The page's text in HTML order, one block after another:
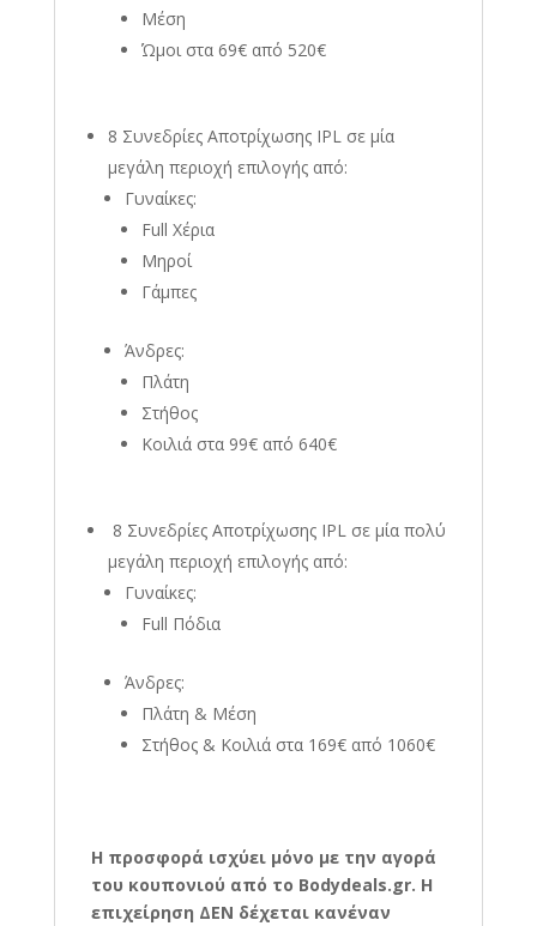
Μέση
Ώμοι στα 69€ από 520€
8 Συνεδρίες Αποτρίχωσης IPL σε μία
μεγάλη περιοχή επιλογής από:
Γυναίκες:
Full Χέρια
Μηροί
Γάμπες
Άνδρες:
Πλάτη
Στήθος
Κοιλιά στα 99€ από 640€
8 Συνεδρίες Αποτρίχωσης IPL σε μία πολύ
μεγάλη περιοχή επιλογής από:
Γυναίκες:
Full Πόδια
Άνδρες:
Πλάτη & Μέση
Στήθος & Κοιλιά στα 169€ από 1060€
Η προσφορά ισχύει μόνο με την αγορά
του κουπονιού από το Bodydeals.gr. Η
επιχείρηση ΔΕΝ δέχεται κανέναν